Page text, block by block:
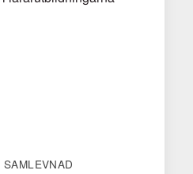
SAMLEVNAD